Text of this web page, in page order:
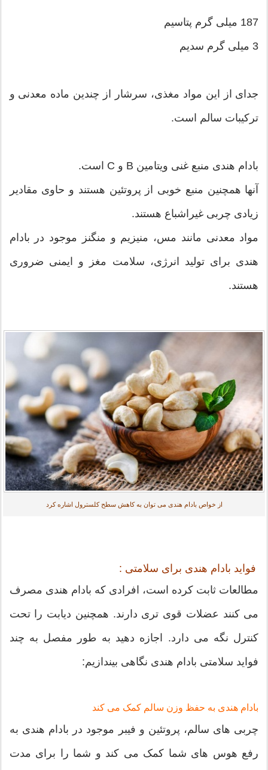
187 میلی گرم پتاسیم
3 میلی گرم سدیم
جدای از این مواد مغذی، سرشار از چندین ماده معدنی و
ترکیبات سالم است.
بادام هندی منبع غنی ویتامین B و C است.
آنها همچنین منبع خوبی از پروتئین هستند و حاوی مقادیر
زیادی چربی غیراشباع هستند.
مواد معدنی مانند مس، منیزیم و منگنز موجود در بادام
هندی برای تولید انرژی، سلامت مغز و ایمنی ضروری
هستند.
از خواص بادام هندی می توان به کاهش سطح کلسترول اشاره کرد
فواید بادام هندی برای سلامتی :
مطالعات ثابت کرده است، افرادی که بادام هندی مصرف
می کنند عضلات قوی تری دارند. همچنین دیابت را تحت
کنترل نگه می دارد. اجازه دهید به طور مفصل به چند
فواید سلامتی بادام هندی نگاهی بیندازیم:
بادام هندی به حفظ وزن سالم کمک می کند
چربی های سالم، پروتئین و فیبر موجود در بادام هندی به
رفع هوس های شما کمک می کند و شما را برای مدت